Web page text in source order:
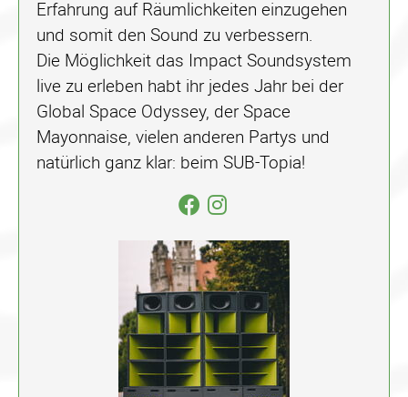
Erfahrung auf Räumlichkeiten einzugehen
und somit den Sound zu verbessern.
Die Möglichkeit das Impact Soundsystem
live zu erleben habt ihr jedes Jahr bei der
Global Space Odyssey, der Space
Mayonnaise, vielen anderen Partys und
natürlich ganz klar: beim SUB-Topia!